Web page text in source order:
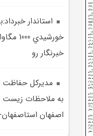
استاندار
خبرنگار رو
مديرکل
به ملاحظات
اصفهان